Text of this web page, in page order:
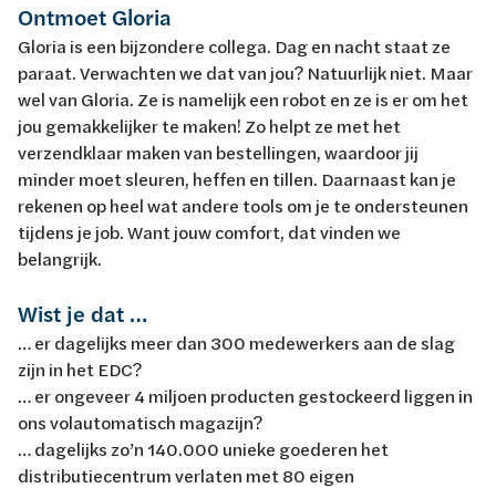
Ontmoet Gloria
Gloria is een bijzondere collega. Dag en nacht staat ze
paraat. Verwachten we dat van jou? Natuurlijk niet. Maar
wel van Gloria. Ze is namelijk een robot en ze is er om het
jou gemakkelijker te maken! Zo helpt ze met het
verzendklaar maken van bestellingen, waardoor jij
minder moet sleuren, heffen en tillen. Daarnaast kan je
rekenen op heel wat andere tools om je te ondersteunen
tijdens je job. Want jouw comfort, dat vinden we
belangrijk.
Wist je dat …
… er dagelijks meer dan 300 medewerkers aan de slag
zijn in het EDC?
… er ongeveer 4 miljoen producten gestockeerd liggen in
ons volautomatisch magazijn?
… dagelijks zo’n 140.000 unieke goederen het
distributiecentrum verlaten met 80 eigen